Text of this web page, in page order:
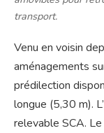
transport.
Venu en voisin
aménagements
prédilection
longue (5,30 m).
relevable SCA.